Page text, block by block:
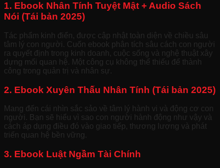
1. Ebook Nhân Tính Tuyệt Mật + Audio Sách
Nói (Tái bản 2025)
Tác phẩm kinh điển, được cập nhật toàn diện về chiều sâu
tâm lý con người. Cuốn ebook phân tích sâu cách con người
ra quyết định trong kinh doanh, cuộc sống và nghệ thuật xây
dựng mối quan hệ. Một công cụ không thể thiếu để thành
công trong quản trị và nhân sự.
2. Ebook Xuyên Thấu Nhân Tính (Tái bản 2025)
Mang đến cái nhìn sắc sảo về tâm lý hành vi và động cơ con
người. Bạn sẽ hiểu vì sao con người hành động như vậy và
cách áp dụng điều đó vào giao tiếp, thương lượng và phát
triển quan hệ bền vững.
3. Ebook Luật Ngầm Tài Chính